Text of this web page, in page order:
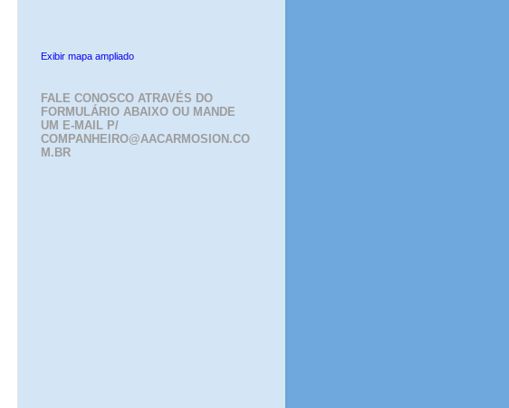
Exibir mapa ampliado
FALE CONOSCO ATRAVÉS DO
FORMULÁRIO ABAIXO OU MANDE
UM E-MAIL P/
COMPANHEIRO@AACARMOSION.CO
M.BR